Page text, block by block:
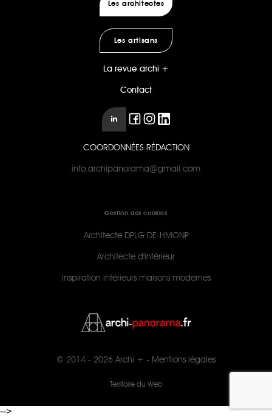
Les architectes
Les artisans
La revue archi +
Contact
COORDONNÉES RÉDACTION
info.archipanorama@gmail.com
Gestion des cookies
Architecte DPLG DE-HMONP
Architecte d'intérieur
Inspiration intérieurs maisons modernes
© 2014 - 2026 Archi + - Mentions légales
Territoire du Web
-->